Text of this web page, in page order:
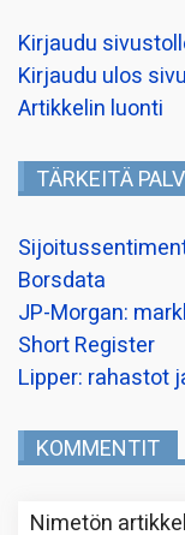
Kirjaudu
Kirjaudu ulos
Artikkelin luonti
TÄRKEITÄ
Borsdata
JP-Morgan:
Short Register
Lipper: rahastot
KOMMENTIT
Nimetön